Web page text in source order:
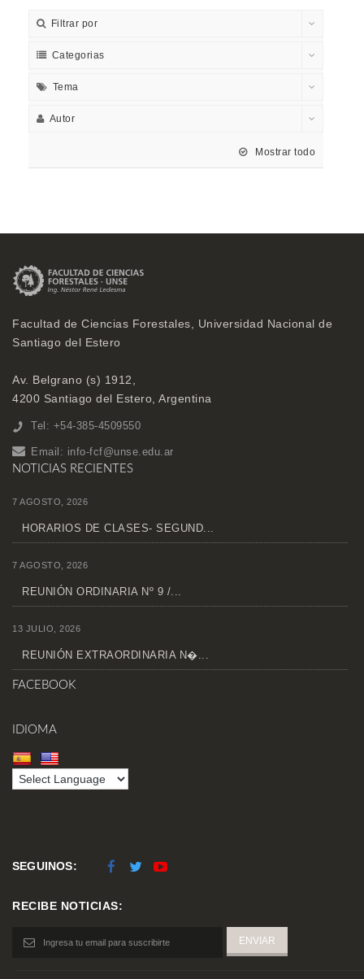
Filtrar por
Categorias
Tema
Autor
Mostrar todo
Facultad de Ciencias Forestales, Universidad Nacional de
Santiago del Estero
Av. Belgrano (s) 1912,
4200 Santiago del Estero, Argentina
Tel: +54-385-4509550
Email: info-fcf@unse.edu.ar
NOTICIAS RECIENTES
7 AGOSTO, 2026
HORARIOS DE CLASES- SEGUND...
7 AGOSTO, 2026
REUNIÓN ORDINARIA Nº 9 /...
13 JULIO, 2026
REUNIÓN EXTRAORDINARIA N�...
FACEBOOK
IDIOMA
SEGUINOS:
RECIBE NOTICIAS: